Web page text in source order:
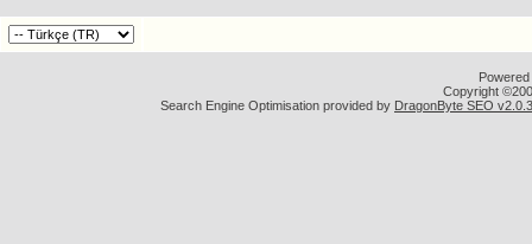
Copyright
Search Engine Optimisation provided by DragonByte SEO